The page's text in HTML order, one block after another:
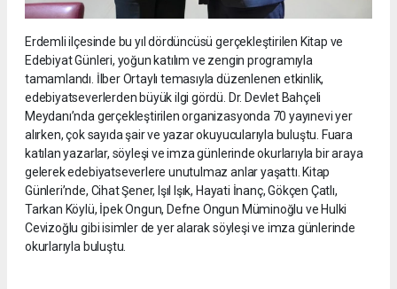
Erdemli ilçesinde bu yıl dördüncüsü gerçekleştirilen Kitap ve
Edebiyat Günleri, yoğun katılım ve zengin programıyla
tamamlandı. İlber Ortaylı temasıyla düzenlenen etkinlik,
edebiyatseverlerden büyük ilgi gördü. Dr. Devlet Bahçeli
Meydanı’nda gerçekleştirilen organizasyonda 70 yayınevi yer
alırken, çok sayıda şair ve yazar okuyucularıyla buluştu. Fuara
katılan yazarlar, söyleşi ve imza günlerinde okurlarıyla bir araya
gelerek edebiyatseverlere unutulmaz anlar yaşattı. Kitap
Günleri’nde, Cihat Şener, Işıl Işık, Hayati İnanç, Gökçen Çatlı,
Tarkan Köylü, İpek Ongun, Defne Ongun Müminoğlu ve Hulki
Cevizoğlu gibi isimler de yer alarak söyleşi ve imza günlerinde
okurlarıyla buluştu.